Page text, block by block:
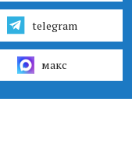
telegram
макс